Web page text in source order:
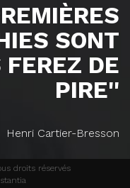
SONT
FEREZ DE
PIRE''
Henri Cartier-Bresson
droits réservés